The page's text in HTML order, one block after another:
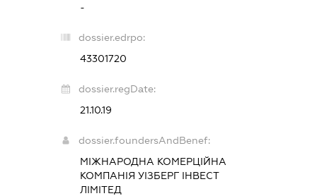
-
dossier.edrpo:
43301720
dossier.regDate:
21.10.19
dossier.foundersAndBenef:
МІЖНАРОДНА КОМЕРЦІЙНА
КОМПАНІЯ УІЗБЕРГ ІНВЕСТ
ЛІМІТЕД